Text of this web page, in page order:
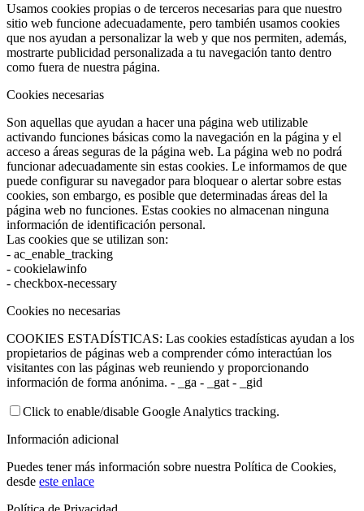
Usamos cookies propias o de terceros necesarias para que nuestro
sitio web funcione adecuadamente, pero también usamos cookies
que nos ayudan a personalizar la web y que nos permiten, además,
mostrarte publicidad personalizada a tu navegación tanto dentro
como fuera de nuestra página.
Cookies necesarias
Son aquellas que ayudan a hacer una página web utilizable
activando funciones básicas como la navegación en la página y el
acceso a áreas seguras de la página web. La página web no podrá
funcionar adecuadamente sin estas cookies. Le informamos de que
puede configurar su navegador para bloquear o alertar sobre estas
cookies, son embargo, es posible que determinadas áreas del la
página web no funciones. Estas cookies no almacenan ninguna
información de identificación personal.
Las cookies que se utilizan son:
- ac_enable_tracking
- cookielawinfo
- checkbox-necessary
Cookies no necesarias
COOKIES ESTADÍSTICAS: Las cookies estadísticas ayudan a los
propietarios de páginas web a comprender cómo interactúan los
visitantes con las páginas web reuniendo y proporcionando
información de forma anónima. - _ga - _gat - _gid
Click to enable/disable Google Analytics tracking.
Información adicional
Puedes tener más información sobre nuestra Política de Cookies,
desde este enlace